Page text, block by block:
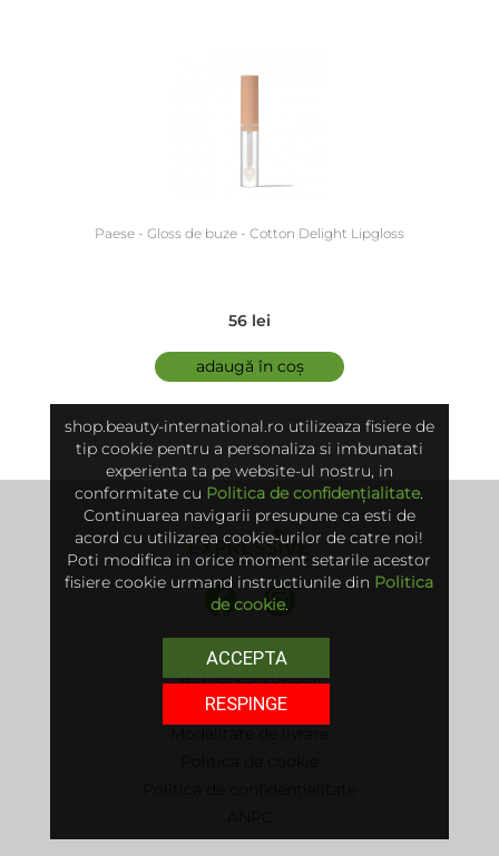
Paese - Gloss de buze - Cotton Delight Lipgloss
56 lei
adaugă în coș
Termeni și condiții
Politica de retur
shop.beauty-international.ro utilizeaza fisiere de
tip cookie pentru a personaliza si imbunatati
experienta ta pe website-ul nostru, in
conformitate cu Politica de confidențialitate.
Continuarea navigarii presupune ca esti de
acord cu utilizarea cookie-urilor de catre noi!
Poti modifica in orice moment setarile acestor
fisiere cookie urmand instructiunile din Politica
de cookie.
ACCEPTA
RESPINGE